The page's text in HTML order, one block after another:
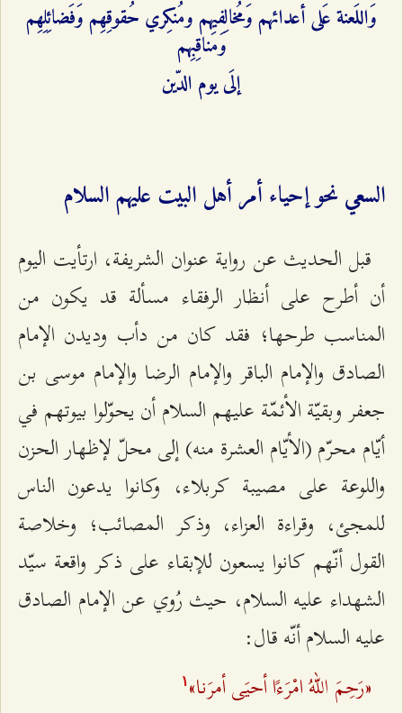
وَاللَعنة عَلى أعدائهم وَمُخالِفيهم ومُنكِري حُقوقِهِم وَفَضائِلِهِم
وَمَناقِبِهم‌
إلَى يوم الدّين‌
السعي نحو إحياء أمر أهل البيت عليهم السلام
قبل الحديث عن رواية عنوان الشريفة، ارتأيت اليوم
أن أطرح على أنظار الرفقاء مسألة قد يكون من
المناسب طرحها؛ فقد كان من دأب وديدن الإمام
الصادق والإمام الباقر والإمام الرضا والإمام موسى بن
جعفر وبقيّة الأئمّة عليهم السلام أن يحوّلوا بيوتهم في
أيّام محرّم (الأيّام العشرة منه) إلى محلّ لإظهار الحزن
واللوعة على مصيبة كربلاء، وكانوا يدعون الناس
للمجئ، وقراءة العزاء، وذكر المصائب؛ وخلاصة
القول أنّهم كانوا يسعون للإبقاء على ذكر واقعة سيّد
الشهداء عليه السلام، حيث رُوي عن الإمام الصادق
عليه السلام أنّه قال:
«رَحِمَ اللهُ امْرَءًا أحيَى أمرَنا» ۱